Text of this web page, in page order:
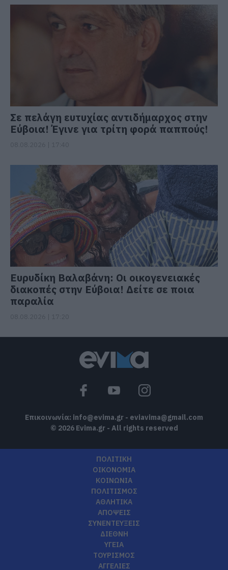
Σε πελάγη ευτυχίας αντιδήμαρχος στην
Εύβοια! Έγινε για τρίτη φορά παππούς!
Ευρυδίκη Βαλαβάνη: Οι οικογενειακές
διακοπές στην Εύβοια! Δείτε σε ποια
παραλία
Επικοινωνία: info@evima.gr - eviavima@gmail.com
© 2026 Evima.gr - All rights reserved
ΠΟΛΙΤΙΚΗ
ΟΙΚΟΝΟΜΙΑ
ΚΟΙΝΩΝΙΑ
ΠΟΛΙΤΙΣΜΟΣ
ΑΘΛΗΤΙΚΑ
ΑΠΟΨΕΙΣ
ΣΥΝΕΝΤΕΥΞΕΙΣ
ΔΙΕΘΝΗ
ΥΓΕΙΑ
ΤΟΥΡΙΣΜΟΣ
ΑΓΓΕΛΙΕΣ